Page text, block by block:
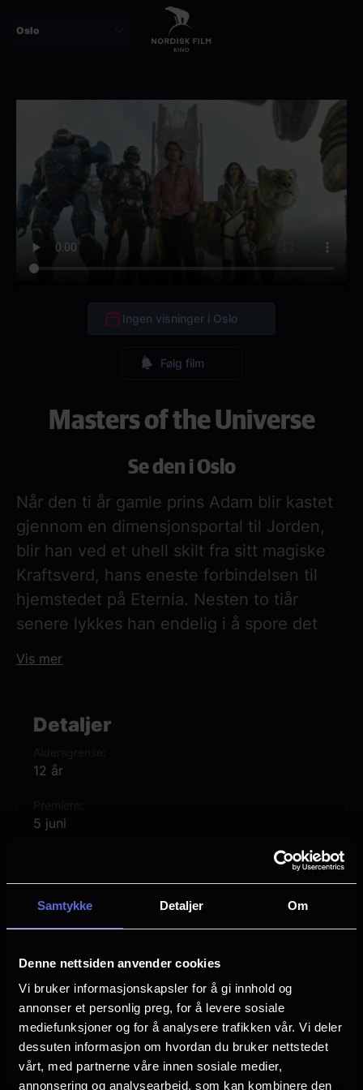
Samtykke Detaljer Om
Denne nettsiden anvender cookies
Vi bruker informasjonskapsler for å gi innhold og
annonser et personlig preg, for å levere sosiale
mediefunksjoner og for å analysere trafikken vår. Vi deler
dessuten informasjon om hvordan du bruker nettstedet
vårt, med partnerne våre innen sosiale medier,
annonsering og analysearbeid, som kan kombinere den
Detaljer
12 år
5 juni
Regi
Travis Knight
Vurdering: (134 stemmer 75.03%)
Rollebesetning
Morena Baccarin
Charlotte Riley
Nicholas Galitzine
Se mer
Ingen visninger i Oslo
Følg film
Masters of the Universe
Se den i Oslo
Når den ti år gamle prins Adam blir kastet
gjennom en dimensjonsportal til Jorden,
blir han ved et uhell skilt fra sitt magiske
Kraftsverd, hans eneste forbindelsen til
hjemstedet på Eternia. Nesten to tiår
senere lykkes han endelig i å spore det
For å beseire en så mektig fiende må prins
sin egen fortid – og tre frem som He-Man:
av Travis Knight, og har Nicholas Galitzine,
sentrale roller.
Vis mer